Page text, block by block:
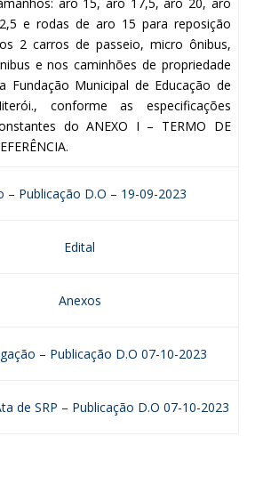
e rodas de aro 15 para reposição
2 carros de passeio, micro ônibus,
e nos caminhões de propriedade
Fundação Municipal de Educação de
conforme as especificações
do ANEXO I – TERMO DE
– Publicação D.O – 19-09-2023
Edital
Anexos
– Publicação D.O 07-10-2023
de SRP – Publicação D.O 07-10-2023